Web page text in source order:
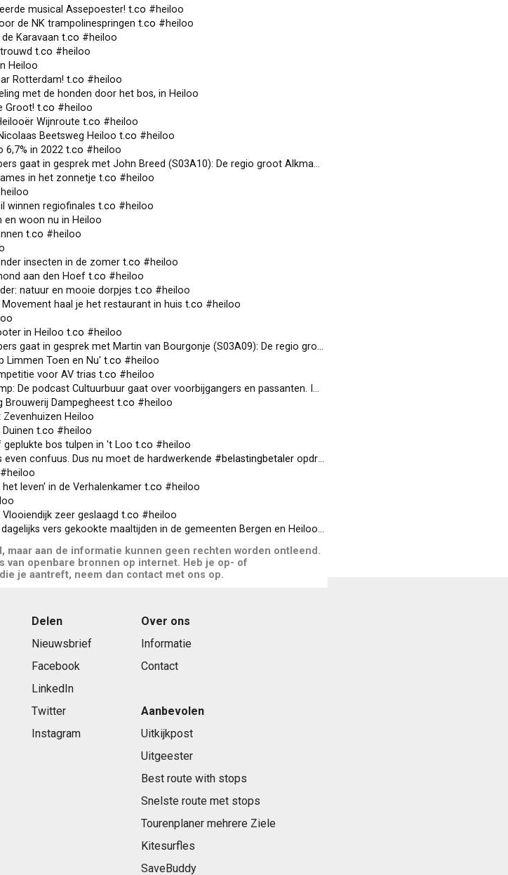
musical Assepoester! t.co #heiloo
de NK trampolinespringen t.co #heiloo
Karavaan t.co #heiloo
t.co #heiloo
Heiloo
Rotterdam! t.co #heiloo
met de honden door het bos, in Heiloo
Groot! t.co #heiloo
Wijnroute t.co #heiloo
Beetsweg Heiloo t.co #heiloo
6,7% in 2022 t.co #heiloo
in gesprek met John Breed (S03A10): De regio groot Alkmaar zit vol met onde…
in het zonnetje t.co #heiloo
winnen regiofinales t.co #heiloo
en woon nu in Heiloo
t.co #heiloo
insecten in de zomer t.co #heiloo
aan den Hoef t.co #heiloo
natuur en mooie dorpjes t.co #heiloo
Movement haal je het restaurant in huis t.co #heiloo
in Heiloo t.co #heiloo
in gesprek met Martin van Bourgonje (S03A09): De regio groot Alkmaar zit vo…
Limmen Toen en Nu' t.co #heiloo
voor AV trias t.co #heiloo
Cultuurbuur gaat over voorbijgangers en passanten. Ingrid Koens gaat w…
Brouwerij Dampegheest t.co #heiloo
Zevenhuizen Heiloo
t.co #heiloo
bos tulpen in 't Loo t.co #heiloo
even confuus. Dus nu moet de hardwerkende #belastingbetaler opdraaien voor de 6,5 milj…
#heiloo
leven' in de Verhalenkamer t.co #heiloo
zeer geslaagd t.co #heiloo
vers gekookte maaltijden in de gemeenten Bergen en Heiloo t.co
maar aan de informatie kunnen geen rechten worden ontleend.
van openbare bronnen op internet. Heb je op- of
je aantreft, neem dan contact met ons op.
Delen
Nieuwsbrief
Facebook
LinkedIn
Twitter
Instagram
Over ons
Informatie
Contact
Aanbevolen
Uitkijkpost
Uitgeester
Best route with stops
Snelste route met stops
Tourenplaner mehrere Ziele
Kitesurfles
SaveBuddy